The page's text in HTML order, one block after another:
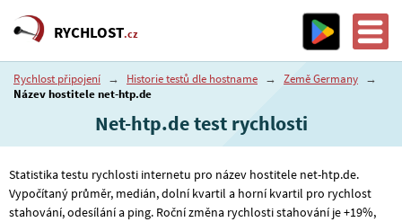
RYCHLOST.cz
Rychlost připojení → Historie testů dle hostname → Země Germany →
Název hostitele net-htp.de
Net-htp.de test rychlosti
Statistika testu rychlosti internetu pro název hostitele net-htp.de.
Vypočítaný průměr, medián, dolní kvartil a horní kvartil pro rychlost
stahování, odesílání a ping. Roční změna rychlosti stahování je +19%,